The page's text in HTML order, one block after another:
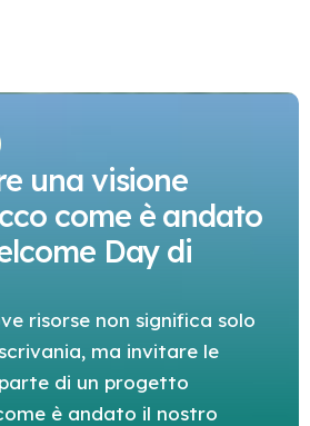
una visione
come è andato
Day di
risorse non significa solo
ma invitare le
di un progetto
è andato il nostro